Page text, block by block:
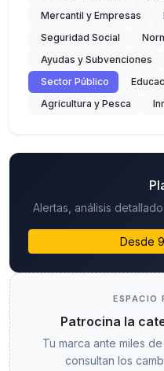
Mercantil y Empresas
Seguridad Social
Ayudas y Subvenciones
Sector Público
Agricultura y Pesca
Alertas, análisis
Desde
ESPACIO
Patrocina la
Tu marca ante miles
consultan los